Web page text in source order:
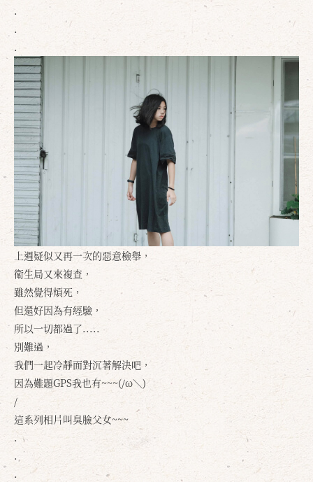
.
.
.
上週疑似又再一次的惡意檢舉，
衛生局又來複查，
雖然覺得煩死，
但還好因為有經驗，
所以一切都過了.....
別難過，
我們一起冷靜面對沉著解決吧，
因為難題GPS我也有~~~(/ω＼)
/
這系列相片叫臭臉父女~~~
.
.
.